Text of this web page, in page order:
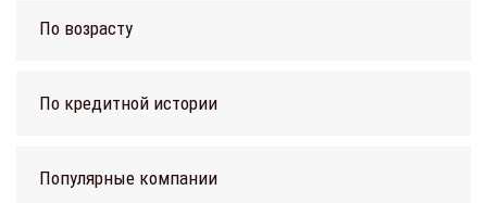
По возрасту
По кредитной истории
Популярные компании